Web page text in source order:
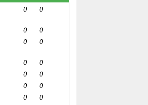
0 0
0
0
0 0
0
0
0
0
0
0
0
0